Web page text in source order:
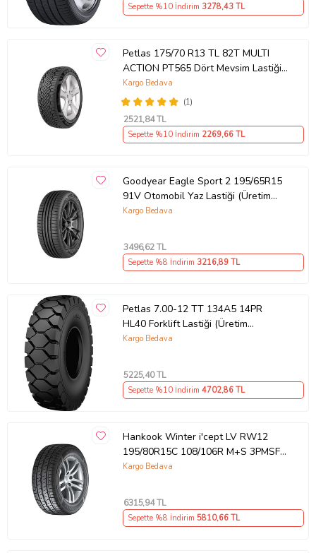
Sepette %10 İndirim 3278,43 TL
Petlas 175/70 R13 TL 82T MULTI
ACTION PT565 Dört Mevsim Lastiği
(Üretim Tarihi:2026)
(1)
Kargo Bedava
2521,84 TL
Sepette %10 İndirim 2269,66 TL
Goodyear Eagle Sport 2 195/65R15
91V Otomobil Yaz Lastiği (Üretim
Yılı: 2025)
Kargo Bedava
3496,62 TL
Sepette %8 İndirim 3216,89 TL
Petlas 7.00-12 TT 134A5 14PR
HL40 Forklift Lastiği (Üretim
Tarihi:2026)
Kargo Bedava
5225,40 TL
Sepette %10 İndirim 4702,86 TL
Hankook Winter i'cept LV RW12
195/80R15C 108/106R M+S 3PMSF
8PR Hafif Ticari Kış Lastiği (Üretim
Kargo Bedava
6315,94 TL
Sepette %8 İndirim 5810,66 TL